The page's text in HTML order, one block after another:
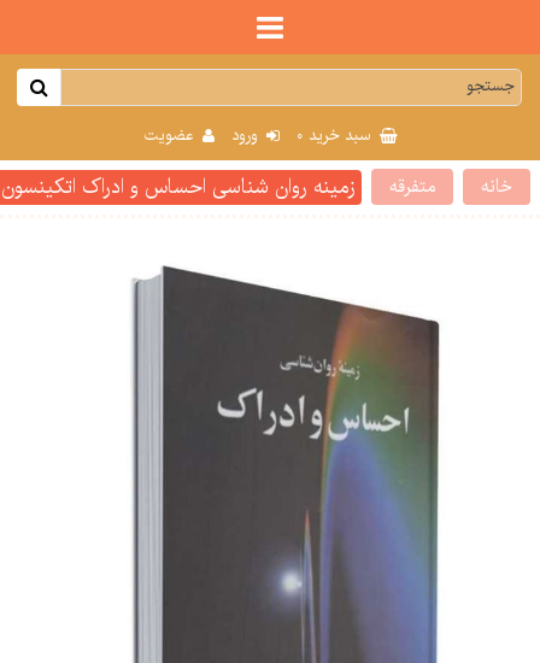
سبد خرید 0 ورود عضویت
خانه متفرقه زمینه روان شناسی احساس و ادراک